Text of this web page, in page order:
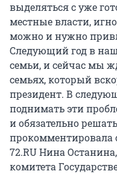
выделяться с уже
местные власти,
можно и нужно
Следующий год в
семьи, и сейчас мы
семьях, который
президент. В
поднимать эти
и обязательно
72.RU Нина
комитета